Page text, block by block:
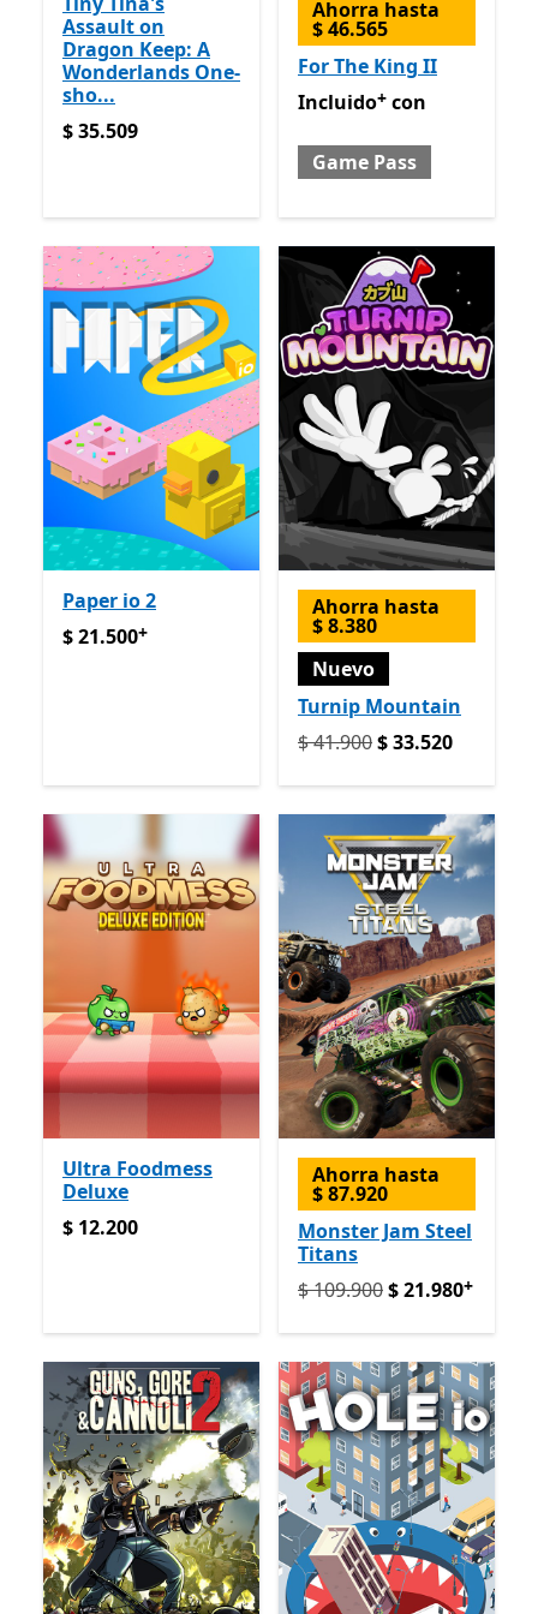
Assault on
Dragon Keep: A
Wonderlands One-
sho...
$ 35.509
$ 35.509
Ahorra hasta
$ 46.565
For The King II
Incluido con Game Pass
Incluido+ con
Game Pass
Paper io 2
$ 21.500Ofrece compras dentro de la aplicación
$ 21.500+
Ahorra hasta
$ 8.380
Nuevo
Turnip Mountain
Originalmente $ 41.900
$ 41.900$ 33.520
Ultra Foodmess
Deluxe
$ 12.200
$ 12.200
Ahorra hasta
$ 87.920
Monster Jam Steel
Titans
Originalmente $ 109.900
$ 109.900$ 21.980+